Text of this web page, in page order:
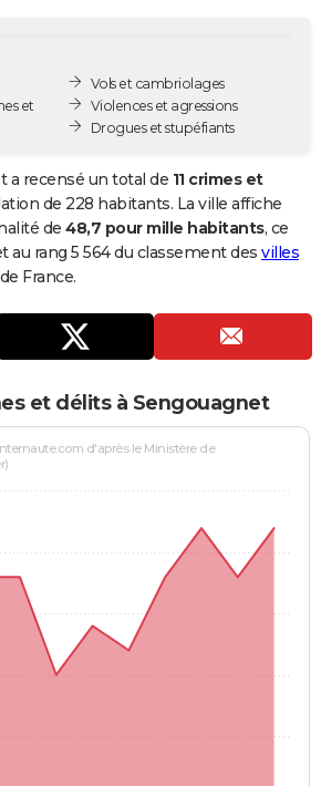
et
Vols et cambriolages
Violences et agressions
Drogues et stupéfiants
a recensé un total de 11 crimes et
de 228 habitants. La ville affiche
de 48,7 pour mille habitants, ce
au rang 5 564 du classement des villes
de France.
et délits à Sengouagnet
d'après le Ministère de